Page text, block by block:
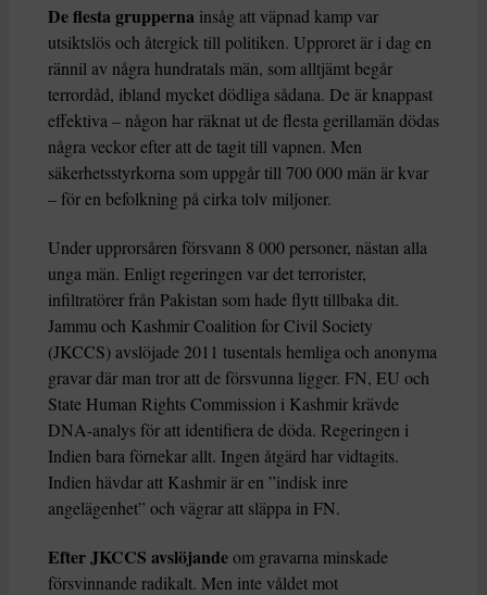
De flesta grupperna insåg att väpnad kamp var
utsiktslös och återgick till politiken. Upproret är i dag en
rännil av några hundratals män, som alltjämt begår
terrordåd, ibland mycket dödliga sådana. De är knappast
effektiva – någon har räknat ut de flesta gerillamän dödas
några veckor efter att de tagit till vapnen. Men
säkerhetsstyrkorna som uppgår till 700 000 män är kvar
– för en befolkning på cirka tolv miljoner.
Under upprorsåren försvann 8 000 personer, nästan alla
unga män. Enligt regeringen var det terrorister,
infiltratörer från Pakistan som hade flytt tillbaka dit.
Jammu och Kashmir Coalition for Civil Society
(JKCCS) avslöjade 2011 tusentals hemliga och anonyma
gravar där man tror att de försvunna ligger. FN, EU och
State Human Rights Commission i Kashmir krävde
DNA-analys för att identifiera de döda. Regeringen i
Indien bara förnekar allt. Ingen åtgärd har vidtagits.
Indien hävdar att Kashmir är en ”indisk inre
angelägenhet” och vägrar att släppa in FN.
Efter JKCCS avslöjandeom gravarna minskade
försvinnande radikalt. Men inte våldet mot